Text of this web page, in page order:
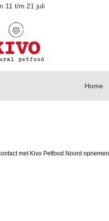
11 t/m 21 juli
Home
met Kivo Petfood Noord